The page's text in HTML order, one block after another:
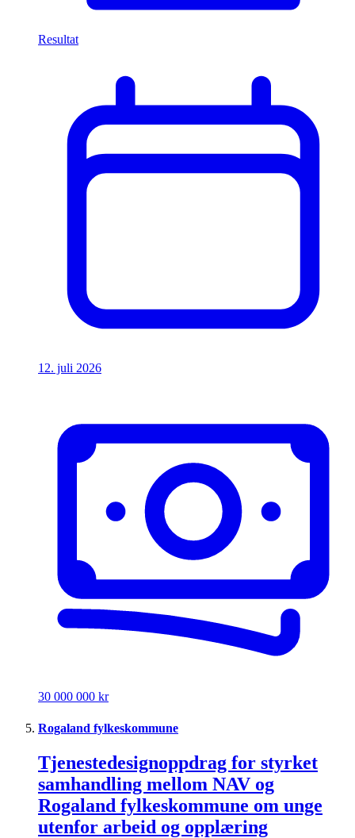
Resultat
12. juli 2026
30 000 000 kr
Rogaland fylkeskommune
Tjenestedesignoppdrag for styrket
samhandling mellom NAV og
Rogaland fylkeskommune om unge
utenfor arbeid og opplæring